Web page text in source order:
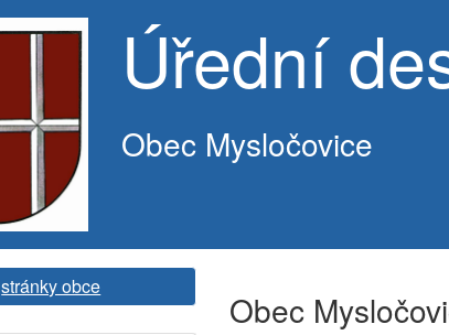
Úřední
Obec Mysločovice
stránky obce
Obec